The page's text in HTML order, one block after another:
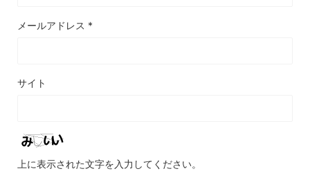
メールアドレス *
サイト
上に表示された文字を入力してください。